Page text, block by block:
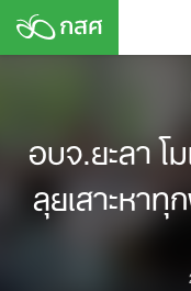
Skip
อบจ.ยะลา โ
ลุยเสาะหา